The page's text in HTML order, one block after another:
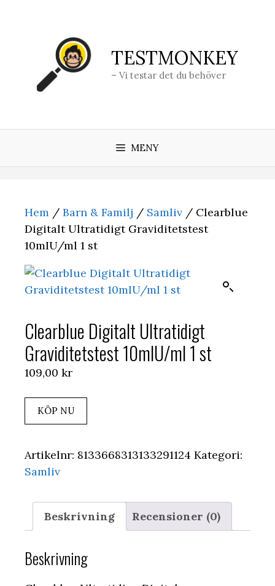
TESTMONKEY
– Vi testar det du behöver
MENY
Hem / Barn & Familj / Samliv / Clearblue
Digitalt Ultratidigt Graviditetstest
10mIU/ml 1 st
Clearblue Digitalt Ultratidigt
Graviditetstest 10mIU/ml 1 st
109,00 kr
KÖP NU
Artikelnr: 8133668313133291124 Kategori:
Samliv
Beskrivning Recensioner (0)
Beskrivning